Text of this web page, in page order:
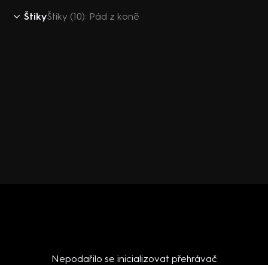
ŠtikyŠtiky (10): Pád z koně
Nepodařilo se inicializovat přehrávač